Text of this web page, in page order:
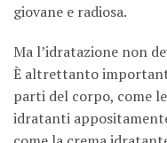
giovane e radiosa.
Ma l’idratazione non
È altrettanto
parti del corpo, come
idratanti